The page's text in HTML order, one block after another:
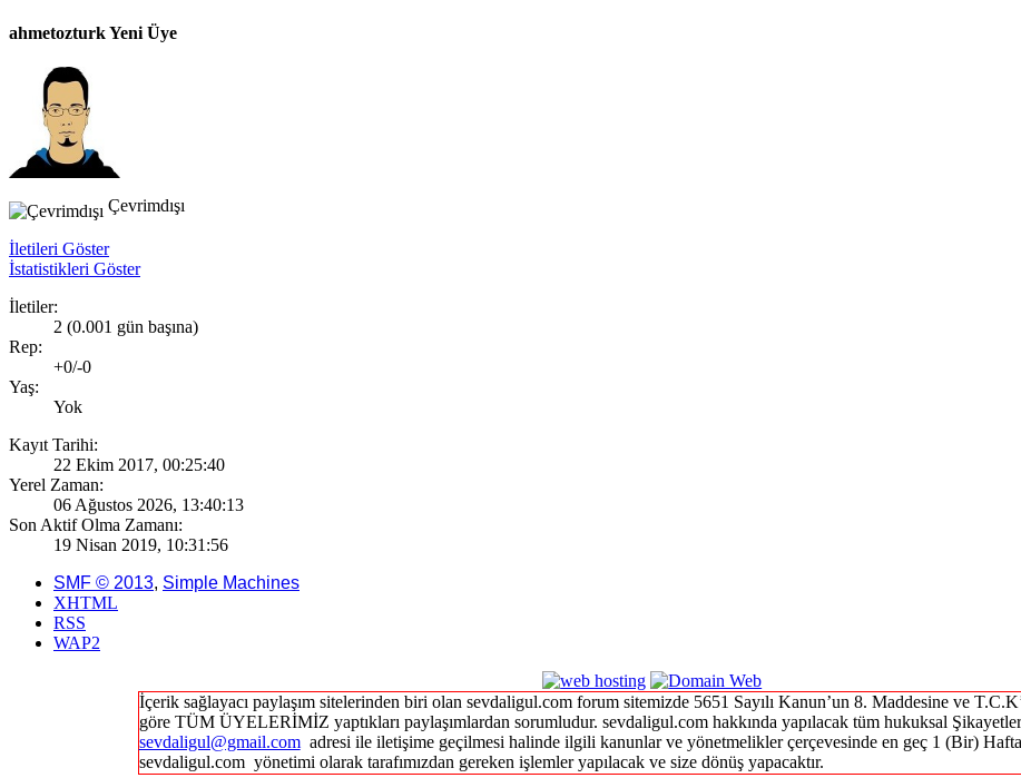
ahmetozturkYeni Üye
Çevrimdışı
İletileri Göster
İstatistikleri Göster
İletiler:
2 (0.001 gün başına)
Rep:
+0/-0
Yaş:
Yok
Kayıt Tarihi:
22 Ekim 2017, 00:25:40
Yerel Zaman:
06 Ağustos 2026, 13:40:13
Son Aktif Olma Zamanı:
19 Nisan 2019, 10:31:56
SMF © 2013, Simple Machines
XHTML
RSS
WAP2
İçerik sağlayacı paylaşım sitelerinden biri olan sevdaligul.com forum sitemizde 5651 Sayılı Kanun’un 8. Maddesine ve
göre TÜM ÜYELERİMİZ yaptıkları paylaşımlardan sorumludur. sevdaligul.com hakkında yapılacak tüm hukuksal Şikayetler
sevdaligul@gmail.comadresi ile iletişime geçilmesi halinde ilgili kanunlar ve yönetmelikler çerçevesinde en geç 1 (Bir)
sevdaligul.com yönetimi olarak tarafımızdan gereken işlemler yapılacak ve size dönüş yapacaktır.